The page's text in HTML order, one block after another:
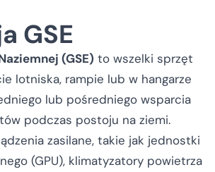
GSE
(GSE) to wszelki sprzęt
lotniska, rampie lub w hangarze
lub pośredniego wsparcia
podczas postoju na ziemi.
zasilane, takie jak jednostki
(GPU), klimatyzatory powietrza